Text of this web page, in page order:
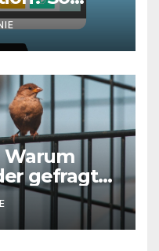
den
Content
Warum
gefragt